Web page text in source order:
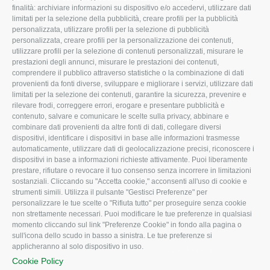
finalità: archiviare informazioni su dispositivo e/o accedervi, utilizzare dati
limitati per la selezione della pubblicità, creare profili per la pubblicità
personalizzata, utilizzare profili per la selezione di pubblicità
personalizzata, creare profili per la personalizzazione dei contenuti,
utilizzare profili per la selezione di contenuti personalizzati, misurare le
prestazioni degli annunci, misurare le prestazioni dei contenuti,
comprendere il pubblico attraverso statistiche o la combinazione di dati
provenienti da fonti diverse, sviluppare e migliorare i servizi, utilizzare dati
limitati per la selezione dei contenuti, garantire la sicurezza, prevenire e
rilevare frodi, correggere errori, erogare e presentare pubblicità e
contenuto, salvare e comunicare le scelte sulla privacy, abbinare e
combinare dati provenienti da altre fonti di dati, collegare diversi
dispositivi, identificare i dispositivi in base alle informazioni trasmesse
automaticamente, utilizzare dati di geolocalizzazione precisi, riconoscere i
dispositivi in base a informazioni richieste attivamente. Puoi liberamente
prestare, rifiutare o revocare il tuo consenso senza incorrere in limitazioni
sostanziali. Cliccando su "Accetta cookie," acconsenti all'uso di cookie e
strumenti simili. Utilizza il pulsante "Gestisci Preferenze" per
personalizzare le tue scelte o "Rifiuta tutto" per proseguire senza cookie
non strettamente necessari. Puoi modificare le tue preferenze in qualsiasi
momento cliccando sul link "Preferenze Cookie" in fondo alla pagina o
sull'icona dello scudo in basso a sinistra. Le tue preferenze si
applicheranno al solo dispositivo in uso.
Cookie Policy
L'Associazione
Missione e Progetto
Organigramma aziendale
I Nostri Servizi
Uffici della Sede
provinciale
Le Sedi di Zona
Agricoltori S.r.l.
Whistleblowing
Confagricoltura Rovigo e
Agricoltori srl
Tecnico
Fiscale
Lavoro
Ambiente
Associazione
CONFAGRICOLTURA
ATTIVA
Notizie in evidenza
Eventi
Comunicati Stampa
Video
Iscrizione Newsletter
Newsletter